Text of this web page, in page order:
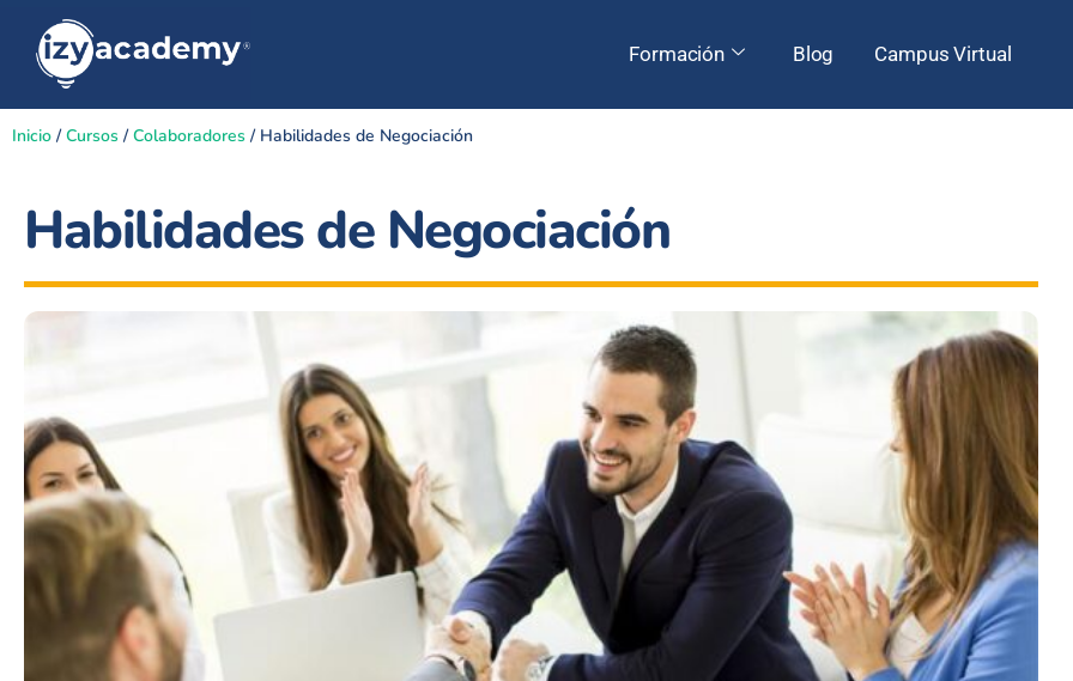
Formación Blog Campus Virtual
Inicio /Cursos /Colaboradores / Habilidades de Negociación
Habilidades de Negociación